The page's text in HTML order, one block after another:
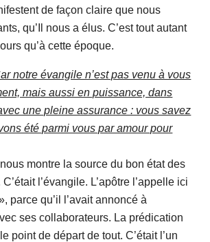
de façon claire que nous
qu’Il nous a élus. C’est tout autant
qu’à cette époque.
notre évangile n’est pas venu à vous
mais aussi en puissance, dans
une pleine assurance : vous savez
été parmi vous par amour pour
montre la source du bon état des
l’évangile. L’apôtre l’appelle ici
parce qu’il l’avait annoncé à
ses collaborateurs. La prédication
point de départ de tout. C’était l’un